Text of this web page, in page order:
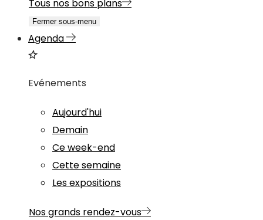
Tous nos bons plans
Fermer sous-menu
Agenda
Evénements
Aujourd'hui
Demain
Ce week-end
Cette semaine
Les expositions
Nos grands rendez-vous